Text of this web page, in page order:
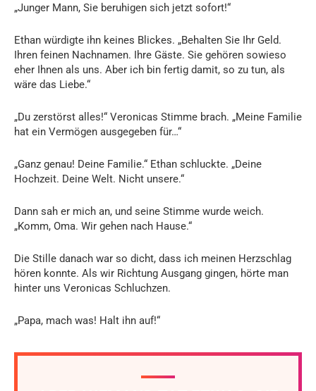
„Junger Mann, Sie beruhigen sich jetzt sofort!“
Ethan würdigte ihn keines Blickes. „Behalten Sie Ihr Geld.
Ihren feinen Nachnamen. Ihre Gäste. Sie gehören sowieso
eher Ihnen als uns. Aber ich bin fertig damit, so zu tun, als
wäre das Liebe.“
„Du zerstörst alles!“ Veronicas Stimme brach. „Meine Familie
hat ein Vermögen ausgegeben für…“
„Ganz genau! Deine Familie.“ Ethan schluckte. „Deine
Hochzeit. Deine Welt. Nicht unsere.“
Dann sah er mich an, und seine Stimme wurde weich.
„Komm, Oma. Wir gehen nach Hause.“
Die Stille danach war so dicht, dass ich meinen Herzschlag
hören konnte. Als wir Richtung Ausgang gingen, hörte man
hinter uns Veronicas Schluchzen.
„Papa, mach was! Halt ihn auf!“